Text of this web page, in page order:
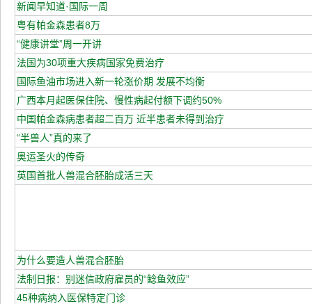
新闻早知道·国际一周
粤有帕金森患者8万
“健康讲堂”周一开讲
法国为30项重大疾病国家免费治疗
国际鱼油市场进入新一轮涨价期 发展不均衡
广西本月起医保住院、慢性病起付额下调约50%
中国帕金森病患者超二百万 近半患者未得到治疗
“半兽人”真的来了
奥运圣火的传奇
英国首批人兽混合胚胎成活三天
为什么要造人兽混合胚胎
法制日报：别迷信政府雇员的“鲶鱼效应”
45种病纳入医保特定门诊